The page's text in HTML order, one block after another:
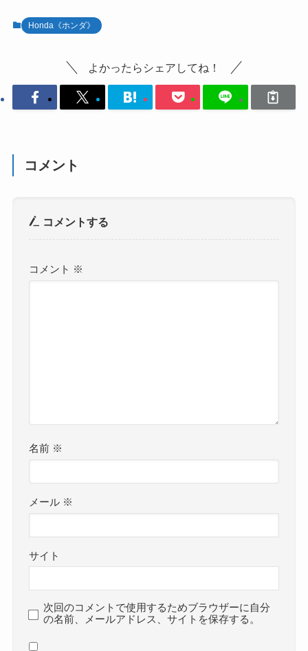
Honda《ホンダ》
よかったらシェアしてね！
コメント
コメントする
コメント ※
名前 ※
メール ※
サイト
次回のコメントで使用するためブラウザーに自分
の名前、メールアドレス、サイトを保存する。